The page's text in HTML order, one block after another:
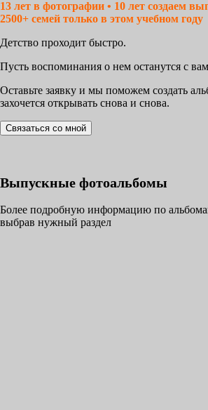
13 лет в фотографии • 10 лет создаем
2500+ семей только в этом учебном году
Детство проходит быстро.
Пусть воспоминания о нем останутся с
Оставьте заявку и мы поможем создать
захочется открывать снова и снова.
Связаться со мной
Выпускные фотоальбомы
Более подробную информацию по
выбрав нужный раздел